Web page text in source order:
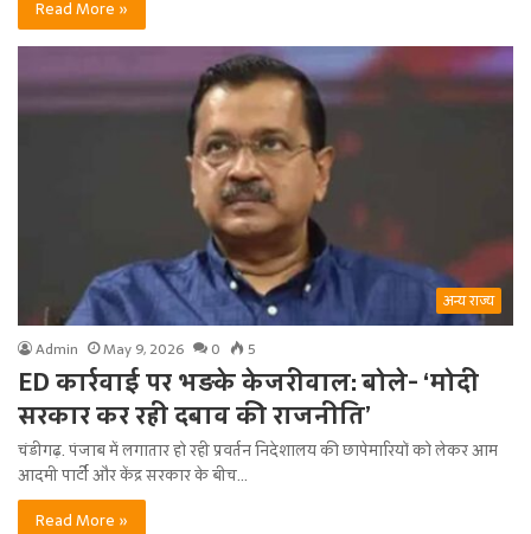
Read More »
अन्य राज्य
Admin May 9, 2026 0 5
ED कार्रवाई पर भड़के केजरीवाल: बोले- ‘मोदी
सरकार कर रही दबाव की राजनीति’
चंडीगढ़. पंजाब में लगातार हो रही प्रवर्तन निदेशालय की छापेमारियों को लेकर आम
आदमी पार्टी और केंद्र सरकार के बीच…
Read More »